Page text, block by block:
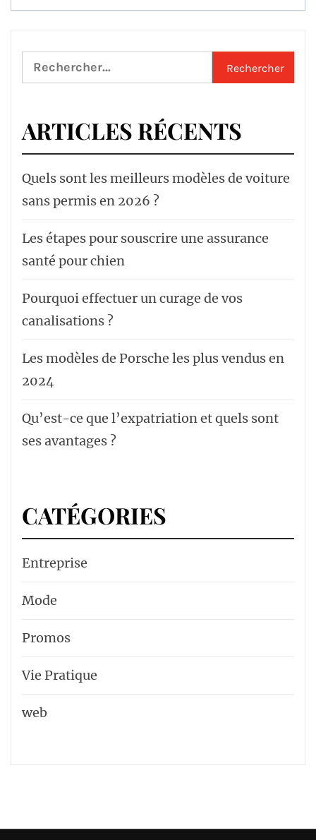
Rechercher :
ARTICLES RÉCENTS
Quels sont les meilleurs modèles de voiture
sans permis en 2026 ?
Les étapes pour souscrire une assurance
santé pour chien
Pourquoi effectuer un curage de vos
canalisations ?
Les modèles de Porsche les plus vendus en
2024
Qu’est-ce que l’expatriation et quels sont
ses avantages ?
CATÉGORIES
Entreprise
Mode
Promos
Vie Pratique
web